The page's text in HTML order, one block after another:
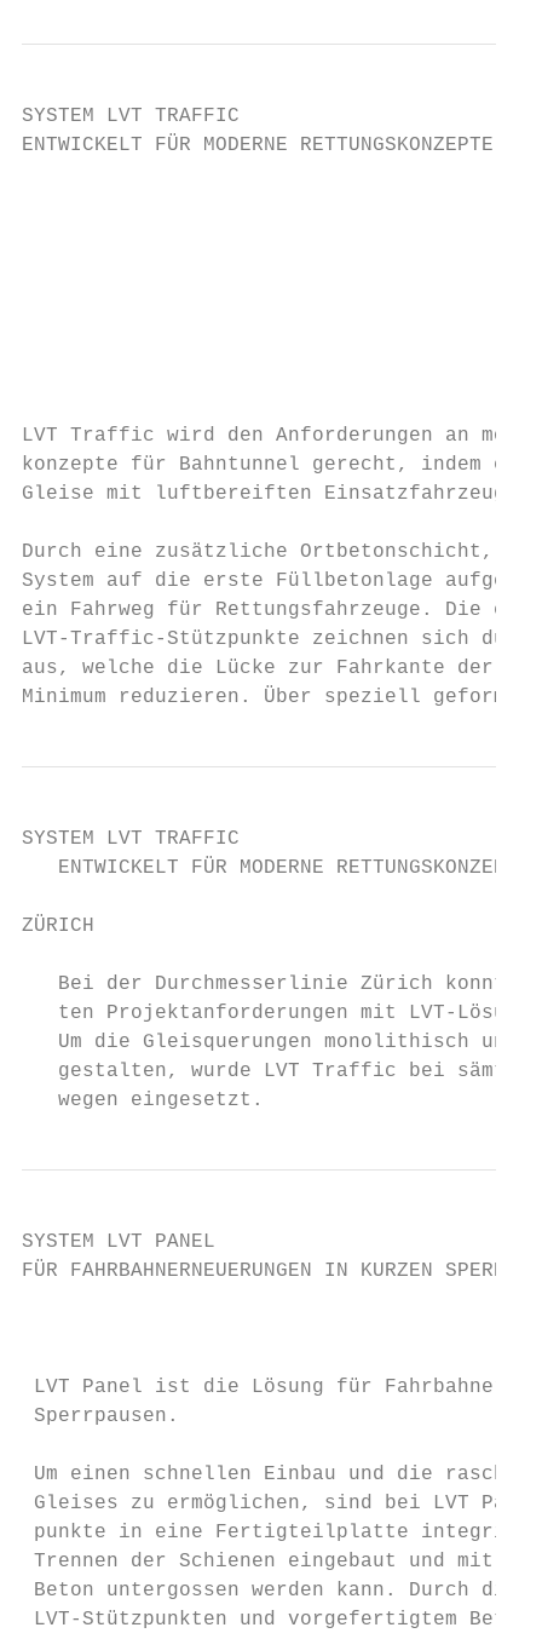
SYSTEM LVT TRAFFIC
ENTWICKELT FÜR MODERNE RETTUNGSKONZEPTE
LVT Traffic wird den Anforderungen an
konzepte für Bahntunnel gerecht, indem es
Gleise mit luftbereiften
Durch eine zusätzliche Ortbetonschicht,
System auf die erste Füllbetonlage
ein Fahrweg für Rettungsfahrzeuge. Die
LVT-Traffic-Stützpunkte zeichnen sich
aus, welche die Lücke zur Fahrkante der
Minimum reduzieren. Über speziell geformte
SYSTEM LVT TRAFFIC
   ENTWICKELT FÜR MODERNE RETTUNGSKONZEPTE
ZÜRICH
Bei der Durchmesserlinie Zürich konnten
ten Projektanforderungen mit LVT-
Um die Gleisquerungen monolithisch und
gestalten, wurde LVT Traffic bei
   wegen eingesetzt.
SYSTEM LVT PANEL
FÜR FAHRBAHNERNEUERUNGEN IN KURZEN
LVT Panel ist die Lösung für
Sperrpausen.
Um einen schnellen Einbau und die
Gleises zu ermöglichen, sind bei LVT
punkte in eine Fertigteilplatte integriert,
Trennen der Schienen eingebaut und mit
Beton untergossen werden kann. Durch
LVT-Stützpunkten und vorgefertigtem